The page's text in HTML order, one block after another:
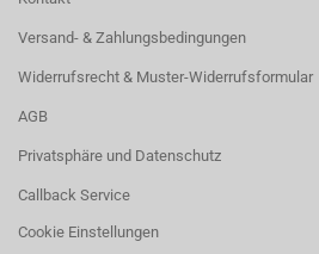
Versand- & Zahlungsbedingungen
Widerrufsrecht & Muster-Widerrufsformular
AGB
Privatsphäre und Datenschutz
Callback Service
Cookie Einstellungen